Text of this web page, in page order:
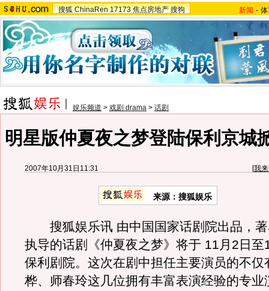
搜狐 ChinaRen 17173 焦点房地产 搜狗 新闻 -
娱乐频道 > 戏剧 drama > 话剧
明星版仲夏夜之梦登陆保利京城
2007年10月31日11:31 [我
来源：搜狐娱乐
搜狐娱乐讯 由中国国家话剧院出品，著
执导的话剧《仲夏夜之梦》将于 11月2日至
保利剧院。这次在剧中担任主要演员的不仅
桦、师春玲这几位拥有丰富表演经验的专业